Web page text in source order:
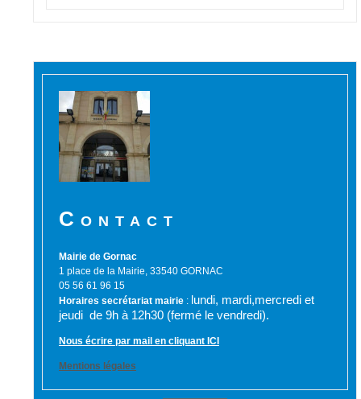
Contact
Mairie de Gornac
1 place de la Mairie, 33540 GORNAC
05 56 61 96 15
Horaires secrétariat mairie : lundi, mardi,mercredi et
jeudi de 9h à 12h30 (fermé le vendredi).
Nous écrire par mail en cliquant ICI
Mentions légales